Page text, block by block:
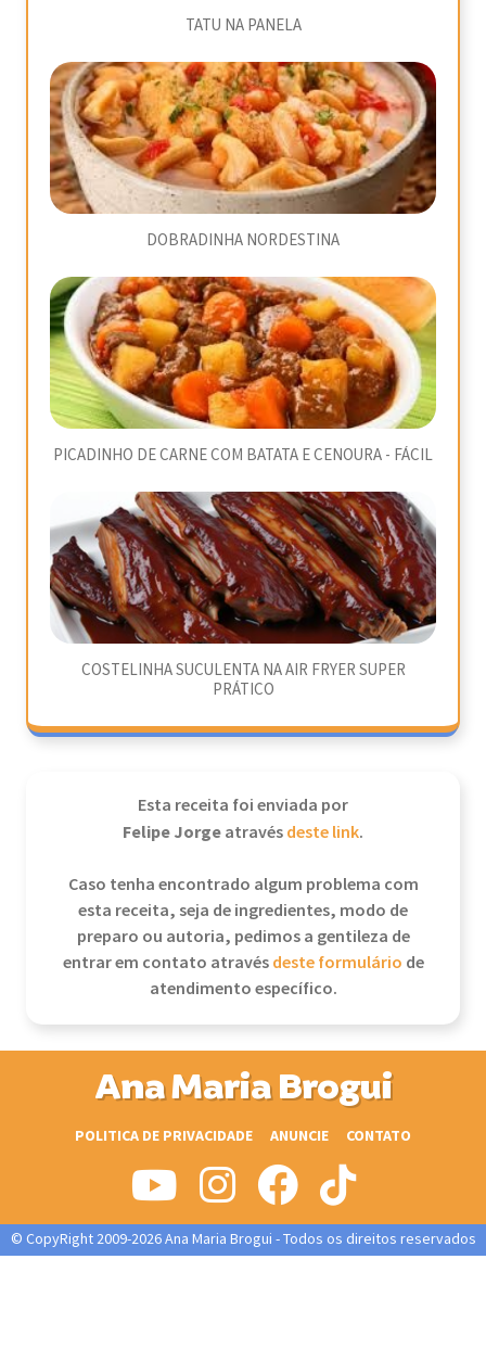
TATU NA PANELA
DOBRADINHA NORDESTINA
PICADINHO DE CARNE COM BATATA E CENOURA - FÁCIL
COSTELINHA SUCULENTA NA AIR FRYER SUPER
PRÁTICO
Esta receita foi enviada por
Felipe Jorgeatravésdeste link.
Caso tenha encontrado algum problema com
esta receita, seja de ingredientes, modo de
preparo ou autoria, pedimos a gentileza de
entrar em contato atravésdeste formulário de
atendimento específico.
Ana Maria Brogui
POLITICA DE PRIVACIDADE ANUNCIE CONTATO
© CopyRight 2009-2026 Ana Maria Brogui - Todos os direitos reservados